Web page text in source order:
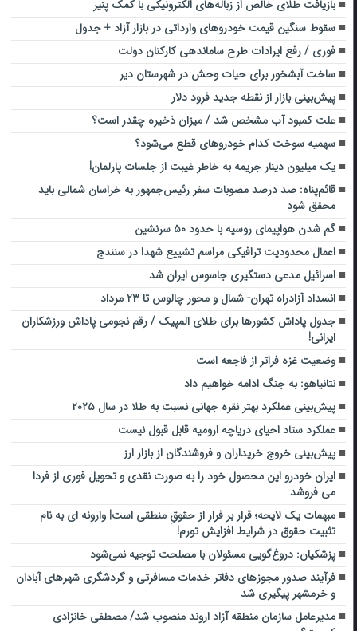
بازیافت طلای خالص از زباله‌های الکترونیکی با کمک پنیر
سقوط سنگین قیمت خودروهای وارداتی در بازار آزاد + جدول
فوری / رفع ایرادات طرح ساماندهی کارکنان دولت
ساخت آبشخور برای حیات وحش در شهرستان دیر
پیش‌بینی بازار از نقطه جدید فرود دلار
علت کمبود آب مشخص شد / میزان ذخیره چقدر است؟
سهمیه سوخت کدام خودروهای قطع می‌شود؟
یک میلیون دینار جریمه به خاطر غیبت از جلسات پارلمان!
قائم‌پناه: صد درصد مصوبات سفر رئیس‌جمهور به خراسان شمالی باید
محقق شود
گم شدن هواپیمای روسیه با حدود ۵۰ سرنشین
اعمال محدودیت ترافیکی مراسم تشییع شهدا در سنندج
اسرائیل مدعی دستگیری جاسوس ایران شد
انسداد آزادراه تهران- شمال و محور چالوس تا ۲۳ مرداد
جدول پاداش کشورها برای طلای المپیک / رقم نجومی پاداش ورزشکاران
ایرانی!
وضعیت غزه فراتر از فاجعه است
نتانیاهو: به جنگ ادامه خواهیم داد
پیش‌بینی عملکرد بهتر نقره جهانی نسبت به طلا در سال ۲۰۲۵
عملکرد ستاد احیای دریاچه ارومیه قابل قبول نیست
پیش‌بینی خروج خریداران و فروشندگان از بازار ارز
ایران خودرو این محصول خود را به صورت نقدی و تحویل فوری از فردا
می فروشد
مبهمات یک لایحه؛ قرار بر فرار از حقوقِ منطقی است| وارونه ای به نام
تثبیت حقوق در شرایط افزایش تورم!
پزشکیان: دروغ‌گویی مسئولان با مصلحت توجیه نمی‌شود
فرآیند صدور مجوزهای دفاتر خدمات مسافرتی و گردشگری شهرهای آبادان
و خرمشهر پیگیری شد
مدیرعامل سازمان منطقه آزاد اروند منصوب شد/ مصطفی خانزادی